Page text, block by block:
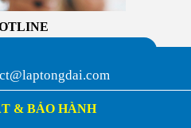
& BẢO HÀNH